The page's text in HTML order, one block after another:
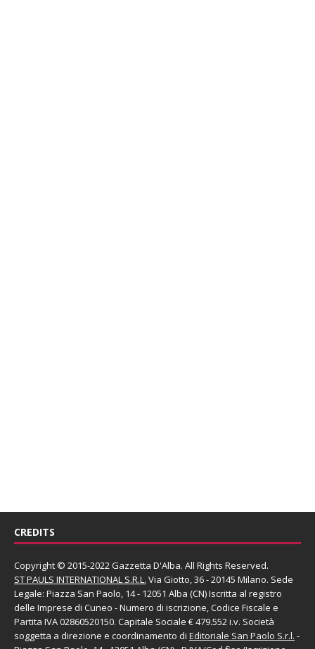
CREDITS
Copyright © 2015-2022 Gazzetta D'Alba. All Rights Reserved.
ST PAULS INTERNATIONAL S.R.L. Via Giotto, 36 - 20145 Milano. Sede
Legale: Piazza San Paolo, 14 - 12051 Alba (CN) Iscritta al registro
delle Imprese di Cuneo - Numero di iscrizione, Codice Fiscale e
Partita IVA 02860520150. Capitale Sociale € 479.552 i.v. Società
soggetta a direzione e coordinamento di Editoriale San Paolo S.r.l. -